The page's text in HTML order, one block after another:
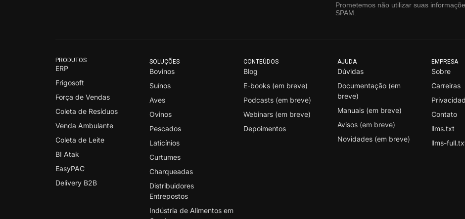
Prometemos não utilizar suas
SPAM.
PRODUTOS
ERP
Frigosoft
Força de Vendas
Coleta de Resíduos
Venda Ambulante
Coleta de Leite
BI Atak
EasyPAC
Delivery B2B
SOLUÇÕES
Bovinos
Suínos
Aves
Ovinos
Pescados
Laticínios
Curtumes
Charqueadas
Distribuidores
Entrepostos
Indústria de Alimentos em
CONTEÚDOS
Blog
E-books (em breve)
Podcasts (em breve)
Webinars (em breve)
Depoimentos
AJUDA
Dúvidas
Documentação (em
breve)
Manuais (em breve)
Avisos (em breve)
Novidades (em breve)
EMPRESA
Sobre
Carreiras
Contato
llms.txt
llms-